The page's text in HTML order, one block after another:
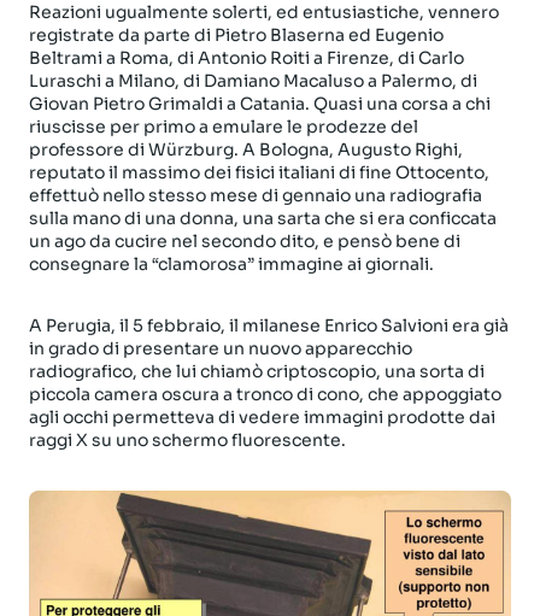
Reazioni ugualmente solerti, ed entusiastiche, vennero
registrate da parte di Pietro Blaserna ed Eugenio
Beltrami a Roma, di Antonio Roiti a Firenze, di Carlo
Luraschi a Milano, di Damiano Macaluso a Palermo, di
Giovan Pietro Grimaldi a Catania. Quasi una corsa a chi
riuscisse per primo a emulare le prodezze del
professore di Würzburg. A Bologna, Augusto Righi,
reputato il massimo dei fisici italiani di fine Ottocento,
effettuò nello stesso mese di gennaio una radiografia
sulla mano di una donna, una sarta che si era conficcata
un ago da cucire nel secondo dito, e pensò bene di
consegnare la “clamorosa” immagine ai giornali.
A Perugia, il 5 febbraio, il milanese Enrico Salvioni era già
in grado di presentare un nuovo apparecchio
radiografico, che lui chiamò criptoscopio, una sorta di
piccola camera oscura a tronco di cono, che appoggiato
agli occhi permetteva di vedere immagini prodotte dai
raggi X su uno schermo fluorescente.